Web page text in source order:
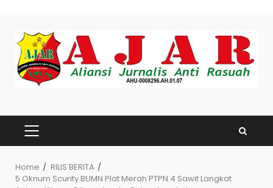
content
PRIMARY
MENU
Home
RILIS BERITA
5 Oknum Scurity BUMN Plat Merah PTPN.4 Sawit Langkat